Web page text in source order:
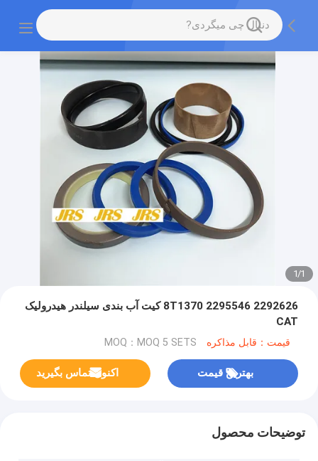
1
/
1
2292626 2295546 8T1370 کیت آب بندی سیلندر هیدرولیک
CAT
قیمت：قابل مذاکره MOQ：MOQ 5 SETS
بهترین قیمت اکنون تماس بگیرید
توضیحات محصول